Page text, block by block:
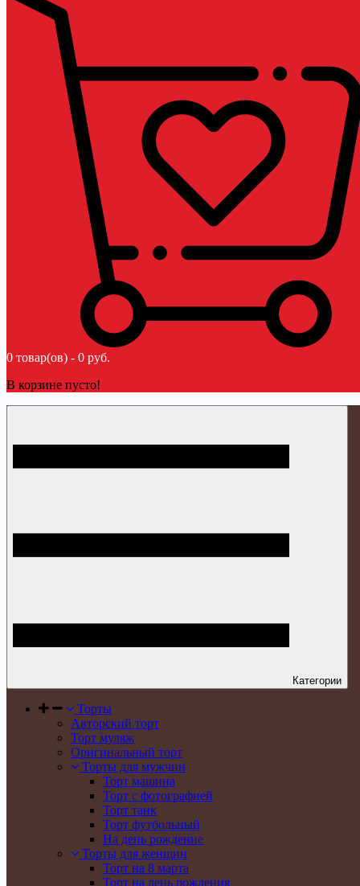
0 товар(ов) - 0 руб.
В корзине пусто!
Категории
Торты
Авторский торт
Торт муляж
Оригинальный торт
Торты для мужчин
Торт машина
Торт с фотографией
Торт танк
Торт футбольный
На день рождение
Торты для женщин
Торт на 8 марта
Торт на день рождения